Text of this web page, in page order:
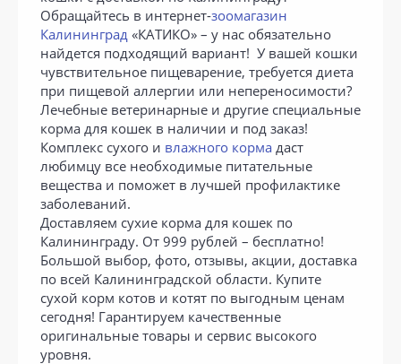
Обращайтесь в интернет-зоомагазин
Калининград «КАТИКО» – у нас обязательно
найдется подходящий вариант! У вашей кошки
чувствительное пищеварение, требуется диета
при пищевой аллергии или непереносимости?
Лечебные ветеринарные и другие специальные
корма для кошек в наличии и под заказ!
Комплекс сухого и влажного корма даст
любимцу все необходимые питательные
вещества и поможет в лучшей профилактике
заболеваний.
Доставляем сухие корма для кошек по
Калининграду. От 999 рублей – бесплатно!
Большой выбор, фото, отзывы, акции, доставка
по всей Калининградской области. Купите
сухой корм котов и котят по выгодным ценам
сегодня! Гарантируем качественные
оригинальные товары и сервис высокого
уровня.